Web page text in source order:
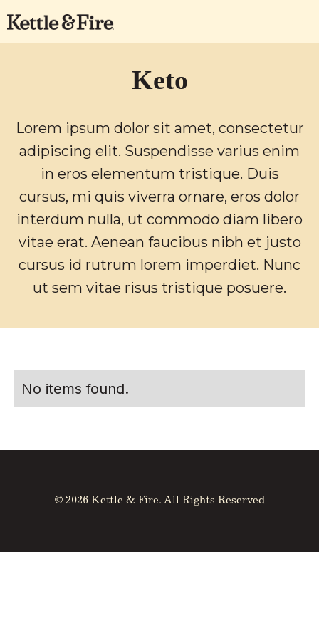
Keto
Lorem ipsum dolor sit amet, consectetur
adipiscing elit. Suspendisse varius enim
in eros elementum tristique. Duis
cursus, mi quis viverra ornare, eros dolor
interdum nulla, ut commodo diam libero
vitae erat. Aenean faucibus nibh et justo
cursus id rutrum lorem imperdiet. Nunc
ut sem vitae risus tristique posuere.
No items found.
© 2026 Kettle & Fire. All Rights Reserved